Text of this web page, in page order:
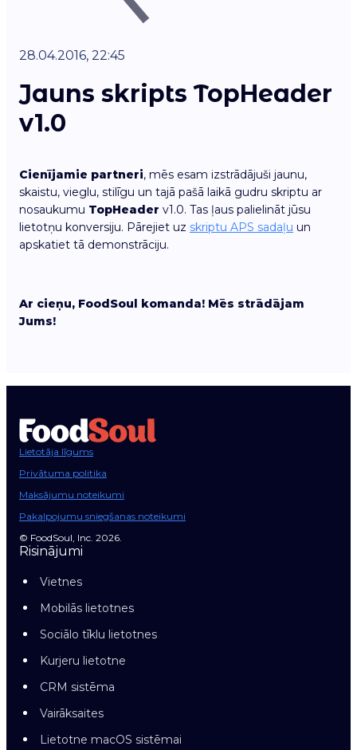
28.04.2016, 22:45
Jauns skripts TopHeader
v1.0
Cienījamie partneri, mēs esam izstrādājuši jaunu,
skaistu, vieglu, stilīgu un tajā pašā laikā gudru skriptu ar
nosaukumu TopHeader v1.0. Tas ļaus palielināt jūsu
lietotņu konversiju. Pārejiet uz skriptu APS sadaļu un
apskatiet tā demonstrāciju.
Ar cieņu, FoodSoul komanda! Mēs strādājam
Jums!
Lietotāja līgums
Privātuma politika
Maksājumu noteikumi
Pakalpojumu sniegšanas noteikumi
© FoodSoul, Inc. 2026.
Risinājumi
Vietnes
Mobilās lietotnes
Sociālo tīklu lietotnes
Kurjeru lietotne
CRM sistēma
Vairāksaites
Lietotne macOS sistēmai